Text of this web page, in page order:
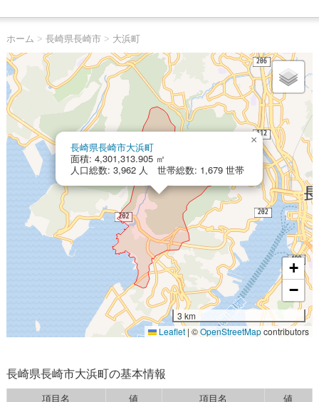
ホーム > 長崎県長崎市> 大浜町
長崎県長崎市大浜町
面積: 4,301,313.905 ㎡
人口総数: 3,962 人 世帯総数: 1,679 世帯
×
+
−
3 km
Leaflet |©OpenStreetMapcontributors
長崎県長崎市大浜町の基本情報
項目名 値 項目名
値